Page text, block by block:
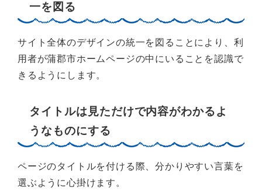
一を図る
サイト全体のデザインの統一を図ることにより、利
用者が蒲郡市ホームページの中にいることを認識で
きるようにします。
タイトルは見ただけで内容がわかるよ
うなものにする
ページのタイトルを付ける際、分かりやすい言葉を
選ぶように心掛けます。